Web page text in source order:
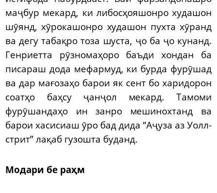
маҷбур мекард, ки либосҳояшонро худашон
шӯянд, хӯрокашонро худашон пухта хӯранд
ва дегу табақро тоза шуста, ҷо ба ҷо кунанд.
Генриетта рӯзномаҳоро баъди хондан ба
писараш дода мефармуд, ки бурда фурӯшад
ва дар мағозаҳо барои як сент бо харидорон
соатҳо баҳсу ҷанҷол мекард. Тамоми
фурӯшандаҳо ин занро мешинохтанд ва
барои хасисиаш ӯро бад дида “Аҷуза аз Уолл-
стрит” лақаб гузошта буданд.
Модари бе раҳм